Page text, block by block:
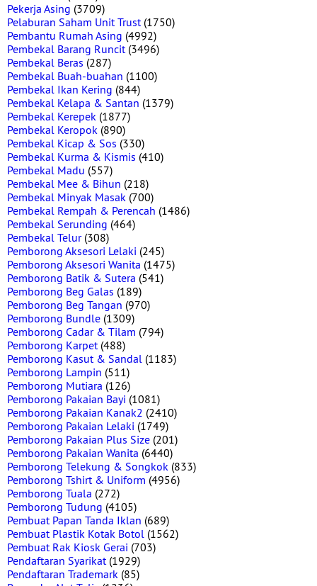
Pekerja Asing (3709)
Pelaburan Saham Unit Trust(1750)
Pembantu Rumah Asing (4992)
Pembekal Barang Runcit(3496)
Pembekal Beras (287)
Pembekal Buah-buahan (1100)
Pembekal Ikan Kering (844)
Pembekal Kelapa & Santan (1379)
Pembekal Kerepek (1877)
Pembekal Keropok (890)
Pembekal Kicap & Sos (330)
Pembekal Kurma & Kismis (410)
Pembekal Madu (557)
Pembekal Mee & Bihun (218)
Pembekal Minyak Masak (700)
Pembekal Rempah & Perencah (1486)
Pembekal Serunding (464)
Pembekal Telur(308)
Pemborong Aksesori Lelaki (245)
Pemborong Aksesori Wanita (1475)
Pemborong Batik & Sutera (541)
Pemborong Beg Galas (189)
Pemborong Beg Tangan (970)
Pemborong Bundle (1309)
Pemborong Cadar & Tilam (794)
Pemborong Karpet(488)
Pemborong Kasut & Sandal (1183)
Pemborong Lampin (511)
Pemborong Mutiara (126)
Pemborong Pakaian Bayi (1081)
Pemborong Pakaian Kanak2 (2410)
Pemborong Pakaian Lelaki (1749)
Pemborong Pakaian Plus Size (201)
Pemborong Pakaian Wanita (6440)
Pemborong Telekung & Songkok (833)
Pemborong Tshirt & Uniform (4956)
Pemborong Tuala (272)
Pemborong Tudung (4105)
Pembuat Papan Tanda Iklan (689)
Pembuat Plastik Kotak Botol (1562)
Pembuat Rak Kiosk Gerai (703)
Pendaftaran Syarikat(1929)
Pendaftaran Trademark (85)